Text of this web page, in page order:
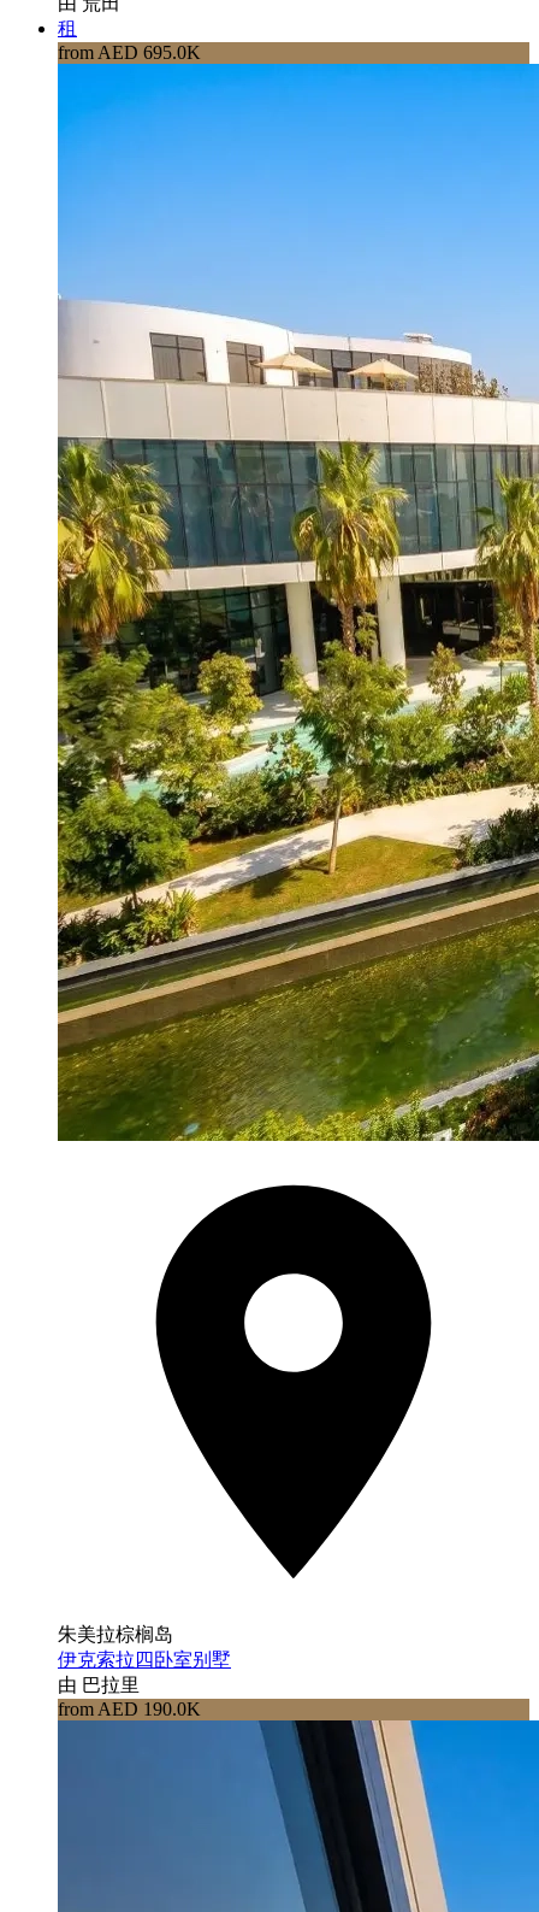
租
from AED 695.0K
朱美拉棕榈岛
伊克索拉四卧室别墅
由 巴拉里
from AED 190.0K